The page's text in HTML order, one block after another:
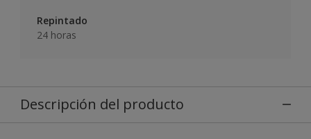
Repintado
24 horas
Descripción del producto